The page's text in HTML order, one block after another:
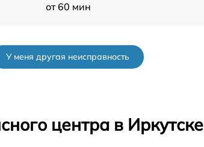
от 60 мин
У меня другая неисправность
центра в Иркутске